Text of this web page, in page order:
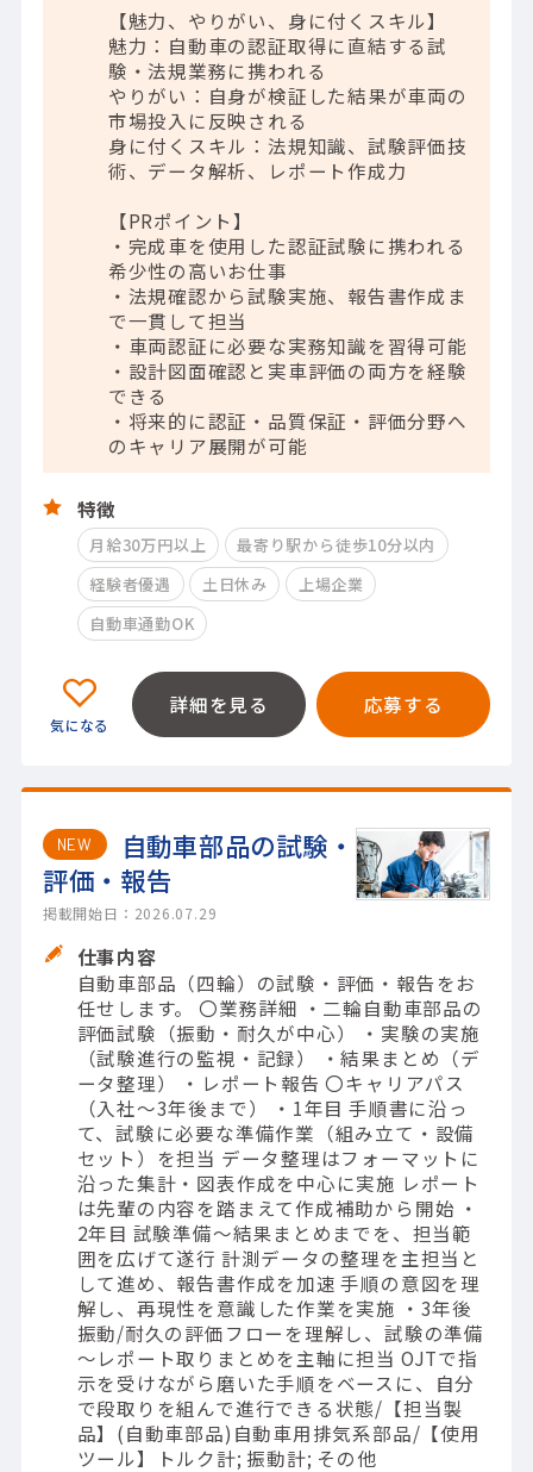
【魅力、やりがい、身に付くスキル】
魅力：自動車の認証取得に直結する試
験・法規業務に携われる
やりがい：自身が検証した結果が車両の
市場投入に反映される
身に付くスキル：法規知識、試験評価技
術、データ解析、レポート作成力
【PRポイント】
・完成車を使用した認証試験に携われる
希少性の高いお仕事
・法規確認から試験実施、報告書作成ま
で一貫して担当
・車両認証に必要な実務知識を習得可能
・設計図面確認と実車評価の両方を経験
できる
・将来的に認証・品質保証・評価分野へ
のキャリア展開が可能
特徴
月給30万円以上
最寄り駅から徒歩10分以内
経験者優遇
土日休み
上場企業
自動車通勤OK
詳細を見る 応募する
NEW
自動車部品の試験・
評価・報告
掲載開始日：2026.07.29
仕事内容
自動車部品（四輪）の試験・評価・報告をお
任せします。 〇業務詳細 ・二輪自動車部品の
評価試験（振動・耐久が中心） ・実験の実施
（試験進行の監視・記録） ・結果まとめ（デ
ータ整理） ・レポート報告 〇キャリアパス
（入社～3年後まで） ・1年目 手順書に沿っ
て、試験に必要な準備作業（組み立て・設備
セット）を担当 データ整理はフォーマットに
沿った集計・図表作成を中心に実施 レポート
は先輩の内容を踏まえて作成補助から開始 ・
2年目 試験準備～結果まとめまでを、担当範
囲を広げて遂行 計測データの整理を主担当と
して進め、報告書作成を加速 手順の意図を理
解し、再現性を意識した作業を実施 ・3年後
振動/耐久の評価フローを理解し、試験の準備
～レポート取りまとめを主軸に担当 OJTで指
示を受けながら磨いた手順をベースに、自分
で段取りを組んで進行できる状態/【担当製
品】(自動車部品)自動車用排気系部品/【使用
ツール】トルク計; 振動計; その他